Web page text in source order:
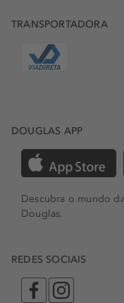
TRANSPORTADORA
DOUGLAS APP
Descubra o mundo
Douglas.
REDES SOCIAIS